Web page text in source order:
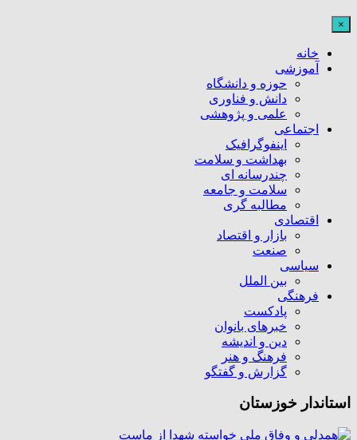
×
خانه
آموزشی
حوزه و دانشگاه
دانش و فناوری
علمی و پژوهشی
اجتماعی
اینفوگرافیک
بهداشت و سلامت
چندرسانه ای
سلامت و جامعه
مطالبه گری
اقتصادی
بازار و اقتصاد
صنعت
سیاسی
بین الملل
فرهنگی
پادکست
خبرهای بانوان
دین و اندیشه
فرهنگ و هنر
گزارش و گفتگو
استاندار خوزستان